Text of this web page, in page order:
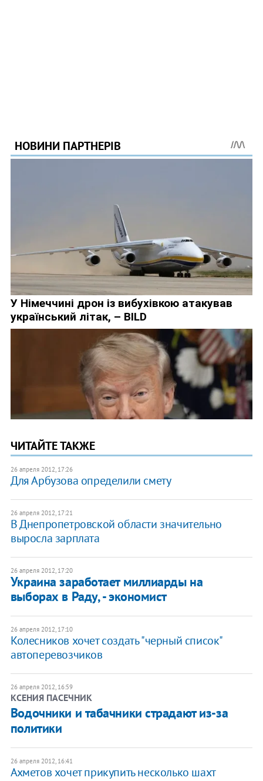
ЧИТАЙТЕ ТАКЖЕ
26 апреля 2012, 17:26
Для Арбузова определили смету
26 апреля 2012, 17:21
В Днепропетровской области значительно
выросла зарплата
26 апреля 2012, 17:20
Украина заработает миллиарды на
выборах в Раду, - экономист
26 апреля 2012, 17:10
Колесников хочет создать "черный список"
автоперевозчиков
26 апреля 2012, 16:59
КСЕНИЯ ПАСЕЧНИК
Водочники и табачники страдают из-за
политики
26 апреля 2012, 16:41
Ахметов хочет прикупить несколько шахт